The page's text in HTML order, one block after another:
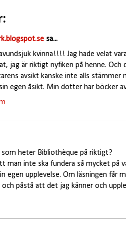
sa...
kvinna!!!! Jag hade velat
jag är riktigt nyfiken på henne. Och
avsikt kanske inte alls stämmer
egen åsikt. Min dotter har böcker
som heter Bibliothèque på riktigt?
man inte ska fundera så mycket på
egen upplevelse. Om läsningen får
påstå att det jag känner och